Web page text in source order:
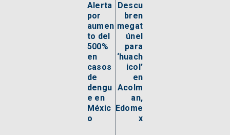
Alerta
por
aumen
to del
500%
en
casos
de
dengu
e en
Méxic
o
Descu
bren
megat
únel
para
‘huach
icol’
en
Acolm
an,
Edome
x